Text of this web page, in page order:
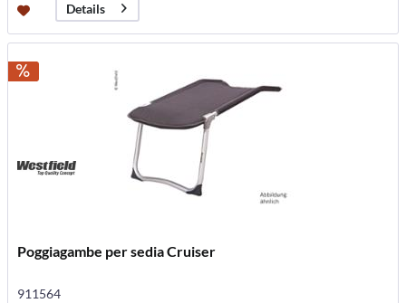
Details
Poggiagambe per sedia Cruiser
911564